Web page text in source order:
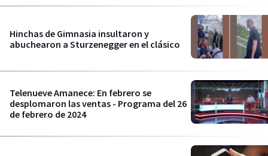
Hinchas de Gimnasia insultaron y
abuchearon a Sturzenegger en el clásico
Telenueve Amanece: En febrero se
desplomaron las ventas - Programa del 26
de febrero de 2024